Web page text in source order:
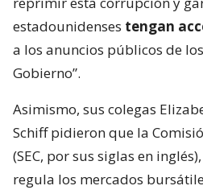
estadounidenses tengan
a los anuncios públicos de
Gobierno”.
Asimismo, sus colegas
Schiff pidieron que la
(SEC, por sus siglas en
regula los mercados